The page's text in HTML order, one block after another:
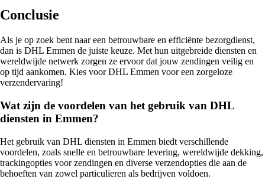
Conclusie
Als je op zoek bent naar een betrouwbare en efficiënte bezorgdienst,
dan is DHL Emmen de juiste keuze. Met hun uitgebreide diensten en
wereldwijde netwerk zorgen ze ervoor dat jouw zendingen veilig en
op tijd aankomen. Kies voor DHL Emmen voor een zorgeloze
verzendervaring!
Wat zijn de voordelen van het gebruik van DHL
diensten in Emmen?
Het gebruik van DHL diensten in Emmen biedt verschillende
voordelen, zoals snelle en betrouwbare levering, wereldwijde dekking,
trackingopties voor zendingen en diverse verzendopties die aan de
behoeften van zowel particulieren als bedrijven voldoen.